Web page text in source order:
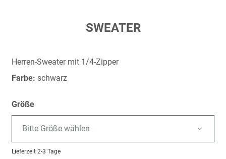
springen
SWEATER
Herren-Sweater mit 1/4-Zipper
Farbe: schwarz
Größe
Bitte Größe wählen
Lieferzeit 2-3 Tage